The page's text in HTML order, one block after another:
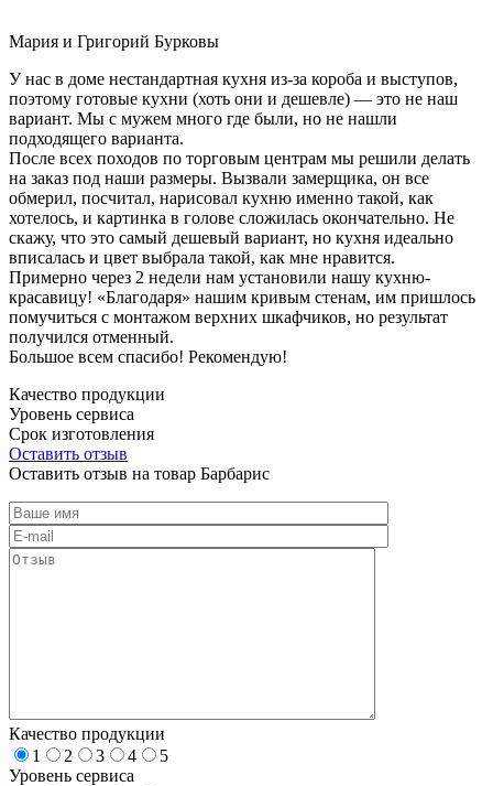
Мария и Григорий Бурковы
У нас в доме нестандартная кухня из-за короба и выступов,
поэтому готовые кухни (хоть они и дешевле) — это не наш
вариант. Мы с мужем много где были, но не нашли
подходящего варианта.
После всех походов по торговым центрам мы решили делать
на заказ под наши размеры. Вызвали замерщика, он все
обмерил, посчитал, нарисовал кухню именно такой, как
хотелось, и картинка в голове сложилась окончательно. Не
скажу, что это самый дешевый вариант, но кухня идеально
вписалась и цвет выбрала такой, как мне нравится.
Примерно через 2 недели нам установили нашу кухню-
красавицу! «Благодаря» нашим кривым стенам, им пришлось
помучиться с монтажом верхних шкафчиков, но результат
получился отменный.
Большое всем спасибо! Рекомендую!
Качество продукции
Уровень сервиса
Срок изготовления
Оставить отзыв
Оставить отзыв на товар Барбарис
Качество продукции
1
2 3 4
5
Уровень сервиса